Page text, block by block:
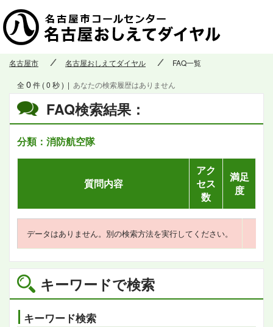
名古屋市 名古屋おしえてダイヤル FAQ一覧
キーワードで検索
キーワード検索
FAQ検索結果：
分類：消防航空隊
全0件 ( 0 秒 ) | あなたの検索履歴はありません
質問内容
アク
セス
数
満足
度
データはありません。別の検索方法を実行してください。